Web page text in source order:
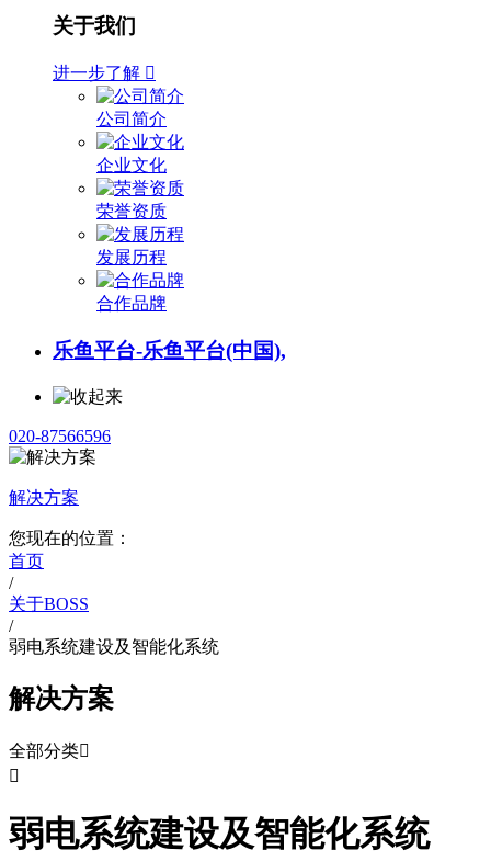
关于我们
进一步了解 
公司简介
企业文化
荣誉资质
发展历程
合作品牌
乐鱼平台-乐鱼平台(中国),
020-87566596
解决方案
您现在的位置：
首页
/
关于BOSS
/
弱电系统建设及智能化系统
解决方案
全部分类

弱电系统建设及智能化系统